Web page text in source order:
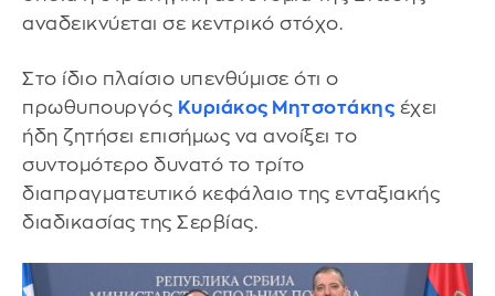
αναδεικνύεται σε κεντρικό στόχο.
Στο ίδιο πλαίσιο υπενθύμισε ότι ο
πρωθυπουργός Κυριάκος Μητσοτάκης έχει
ήδη ζητήσει επισήμως να ανοίξει το
συντομότερο δυνατό το τρίτο
διαπραγματευτικό κεφάλαιο της ενταξιακής
διαδικασίας της Σερβίας.